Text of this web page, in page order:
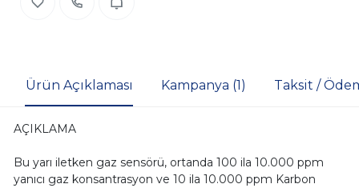
Ürün Açıklaması Kampanya (1) Taksit /
AÇIKLAMA
Bu yarı iletken gaz sensörü, ortanda 100 ila 10.000 ppm
yanıcı gaz konsantrasyon ve 10 ila 10.000 ppm Karbon